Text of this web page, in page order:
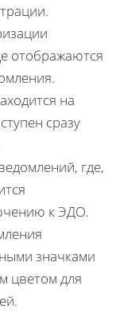
отображаются
на
сразу
где,
к ЭДО.
значками
цветом для